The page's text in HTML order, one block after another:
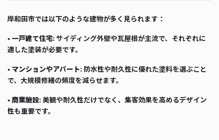
岸和田市では以下のような建物が多く見られます：
• 一戸建て住宅: サイディング外壁や瓦屋根が主流で、それぞれに
適した塗装が必要です。
• マンションやアパート: 防水性や耐久性に優れた塗料を選ぶこと
で、大規模修繕の頻度を減らせます。
• 商業施設: 美観や耐久性だけでなく、集客効果を高めるデザイン
性も重要です。